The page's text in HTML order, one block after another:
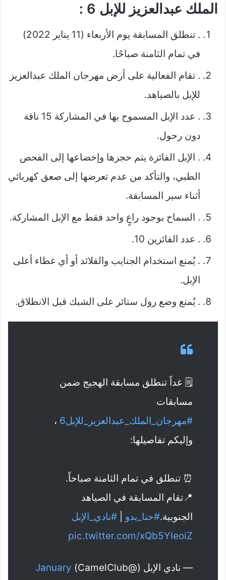
الملك عبدالعزيز للإبل 6 :
. تنطلق المسابقة يوم الأربعاء (11 يناير 2022)
في تمام الثامنة صباحًا.
. تقام الفعالية على أرض مهرجان الملك عبدالعزيز
للإبل بالصياهد.
. عدد الإبل المسموح بها في المشاركة 15 ناقة
دون رحول.
. الإبل الفائزة يتم حجزها وإخضاعها إلى الفحص
الطبي، والتأكد من عدم تعرضها إلى صعق كهربائي
أثناء سير المسابقة.
. السماح بوجود راعٍ واحد فقط مع الإبل المشاركة.
. عدد الفائزين 10.
. يُمنع استخدام الجنايب والقلائد أو أي غطاء أعلى
الإبل.
. يُمنع وضع رول ستائر على الشبك قبل الانطلاق.
🗒️ غداً تنطلق مسابقة الهجيج ضمن
مسابقات
#مهرجان_الملك_عبدالعزيز_للإبل6
،
وإليكم تفاصيلها:
⏰ تنطلق في تمام الثامنة صباحاً.
📍تقام المسابقة في الصياهد
الجنوبية.#حنا_بدو
#نادي_الإبل
pic.twitter.com/xQb5YIeoiZ
— نادي الإبل (@CamelClub) January